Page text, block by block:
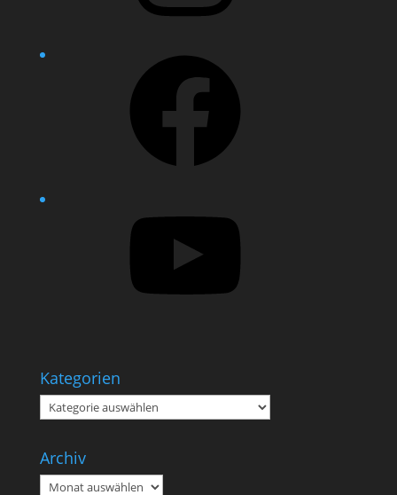
Kategorien
Kategorien
Archiv
Archiv